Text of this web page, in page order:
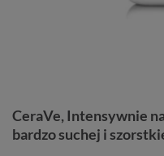
CeraVe, Intensywnie
bardzo suchej i